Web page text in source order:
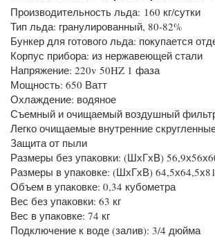
Производительность льда: 160 кг/сутки
Тип льда: гранулированный, 80-82%
Бункер для готового льда: покупается
Корпус прибора: из нержавеющей стали
Напряжение: 220v 50HZ 1 фаза
Мощность: 650 Ватт
Охлаждение: водяное
Съемный и очищаемый воздушный
Легко очищаемые внутренние
Защита от пыли
Размеры без упаковки: (ШхГхВ)
Размеры в упаковке: (ШхГхВ)
Объем в упаковке: 0,34 кубометра
Вес без упаковки: 63 кг
Вес в упаковке: 74 кг
Подключение к воде (залив): 3/4 дюйма